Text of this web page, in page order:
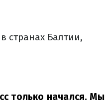
странах Балтии,
только начался. Мы